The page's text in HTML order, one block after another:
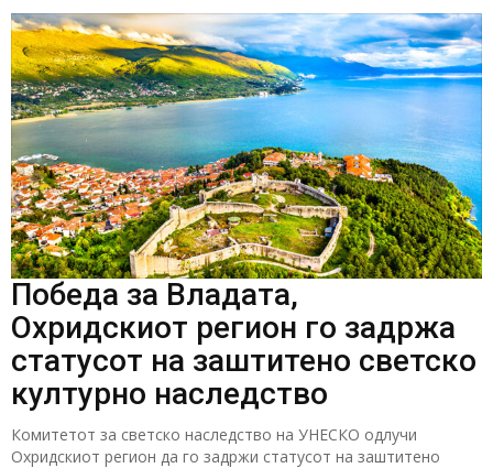
Победа за Владата,
Охридскиот регион го задржа
статусот на заштитено светско
културно наследство
Комитетот за светско наследство на УНЕСКО одлучи
Охридскиот регион да го задржи статусот на заштитено